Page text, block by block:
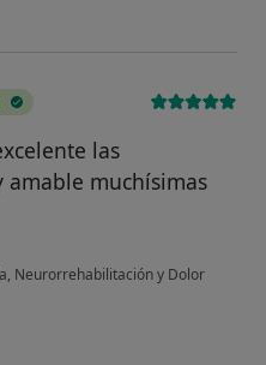
las
amable muchísimas
Neurorrehabilitación y Dolor
ello